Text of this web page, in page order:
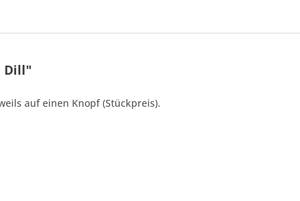
Dill"
auf einen Knopf (Stückpreis).